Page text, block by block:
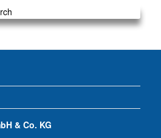
& Co. KG